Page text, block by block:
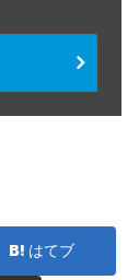
はてブ